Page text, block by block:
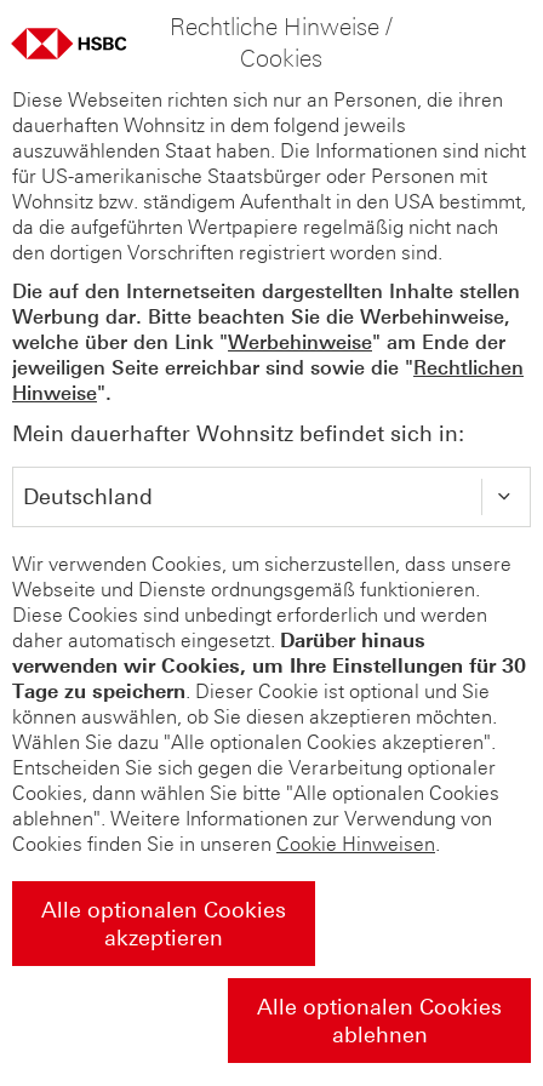
Rechtliche Hinweise /
Cookies
Diese Webseiten richten sich nur an Personen, die ihren
dauerhaften Wohnsitz in dem folgend jeweils
auszuwählenden Staat haben. Die Informationen sind nicht
für US-amerikanische Staatsbürger oder Personen mit
Wohnsitz bzw. ständigem Aufenthalt in den USA bestimmt,
da die aufgeführten Wertpapiere regelmäßig nicht nach
den dortigen Vorschriften registriert worden sind.
Die auf den Internetseiten dargestellten Inhalte stellen
Werbung dar. Bitte beachten Sie die Werbehinweise,
welche über den Link "Werbehinweise" am Ende der
jeweiligen Seite erreichbar sind sowie die "Rechtlichen
Hinweise".
Mein dauerhafter Wohnsitz befindet sich in:
Wir verwenden Cookies, um sicherzustellen, dass unsere
Webseite und Dienste ordnungsgemäß funktionieren.
Diese Cookies sind unbedingt erforderlich und werden
daher automatisch eingesetzt. Darüber hinaus
verwenden wir Cookies, um Ihre Einstellungen für 30
Tage zu speichern. Dieser Cookie ist optional und Sie
können auswählen, ob Sie diesen akzeptieren möchten.
Wählen Sie dazu "Alle optionalen Cookies akzeptieren".
Entscheiden Sie sich gegen die Verarbeitung optionaler
Cookies, dann wählen Sie bitte "Alle optionalen Cookies
ablehnen". Weitere Informationen zur Verwendung von
Cookies finden Sie in unseren Cookie Hinweisen.
Alle optionalen Cookies
akzeptieren
Alle optionalen Cookies
ablehnen